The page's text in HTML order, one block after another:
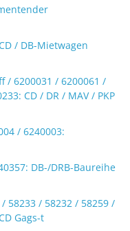
/ DB-Mietwagen
/ 6200031 / 6200061 /
CD / DR / MAV / PKP
/ 6240003:
DB-/DRB-Baureihe
58233 / 58232 / 58259 /
Gags-t